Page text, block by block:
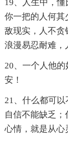
19、人生中，
你一把的人何其
敌现实，人不贪
浪漫易忍耐难，
20、一个人他
安！
21、什么都可以
自信不能缺乏
心情，就是从心